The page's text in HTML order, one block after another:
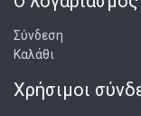
Σύνδεση
Καλάθι
Χρήσιμοι